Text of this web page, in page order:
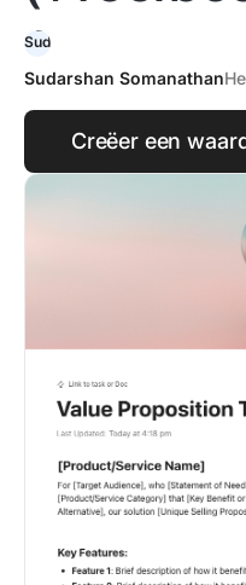
Sudarshan Somanathan
Creëer een